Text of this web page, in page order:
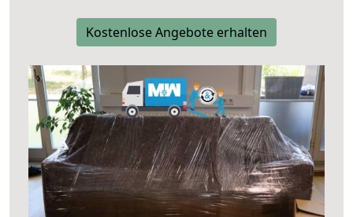
Kostenlose Angebote erhalten